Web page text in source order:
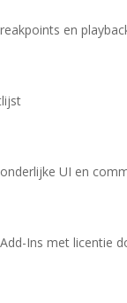
en
UI en
Ins met licentie